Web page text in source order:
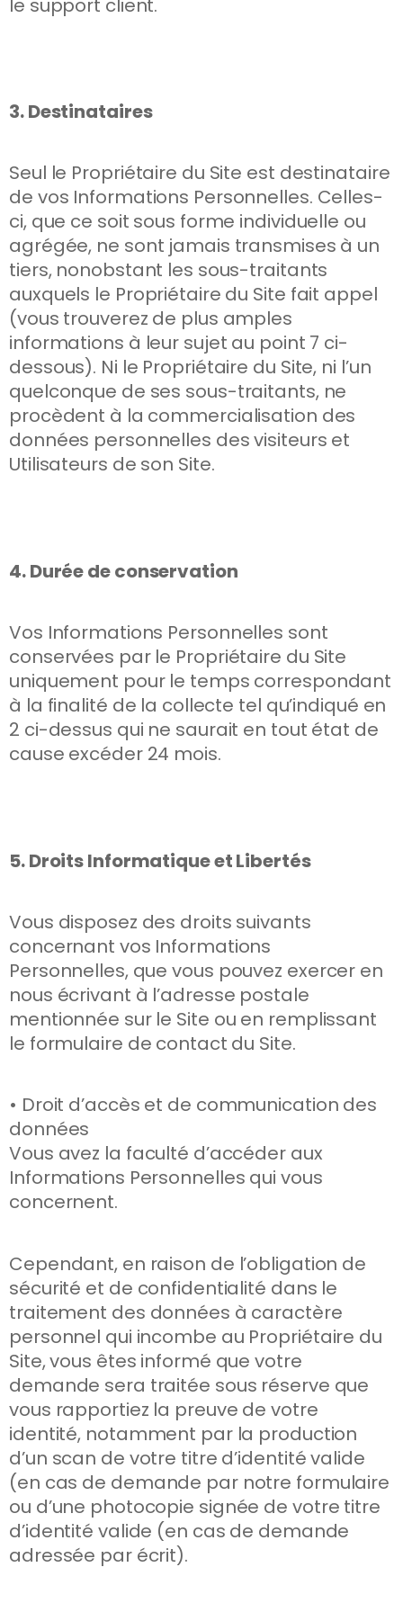
le support client.
3. Destinataires
Seul le Propriétaire du Site est destinataire
de vos Informations Personnelles. Celles-
ci, que ce soit sous forme individuelle ou
agrégée, ne sont jamais transmises à un
tiers, nonobstant les sous-traitants
auxquels le Propriétaire du Site fait appel
(vous trouverez de plus amples
informations à leur sujet au point 7 ci-
dessous). Ni le Propriétaire du Site, ni l’un
quelconque de ses sous-traitants, ne
procèdent à la commercialisation des
données personnelles des visiteurs et
Utilisateurs de son Site.
4. Durée de conservation
Vos Informations Personnelles sont
conservées par le Propriétaire du Site
uniquement pour le temps correspondant
à la finalité de la collecte tel qu’indiqué en
2 ci-dessus qui ne saurait en tout état de
cause excéder 24 mois.
5. Droits Informatique et Libertés
Vous disposez des droits suivants
concernant vos Informations
Personnelles, que vous pouvez exercer en
nous écrivant à l’adresse postale
mentionnée sur le Site ou en remplissant
le formulaire de contact du Site.
• Droit d’accès et de communication des
données
Vous avez la faculté d’accéder aux
Informations Personnelles qui vous
concernent.
Cependant, en raison de l’obligation de
sécurité et de confidentialité dans le
traitement des données à caractère
personnel qui incombe au Propriétaire du
Site, vous êtes informé que votre
demande sera traitée sous réserve que
vous rapportiez la preuve de votre
identité, notamment par la production
d’un scan de votre titre d’identité valide
(en cas de demande par notre formulaire
ou d’une photocopie signée de votre titre
d’identité valide (en cas de demande
adressée par écrit).